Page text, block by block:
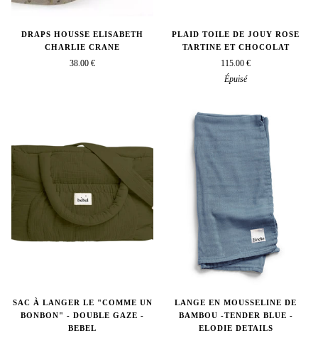
DRAPS HOUSSE ELISABETH
CHARLIE CRANE
38.00 €
PLAID TOILE DE JOUY ROSE
TARTINE ET CHOCOLAT
115.00 €
Épuisé
SAC À LANGER LE "COMME UN
BONBON" - DOUBLE GAZE -
BEBEL
LANGE EN MOUSSELINE DE
BAMBOU -TENDER BLUE -
ELODIE DETAILS